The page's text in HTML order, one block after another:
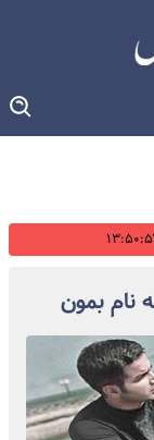
نام بمون